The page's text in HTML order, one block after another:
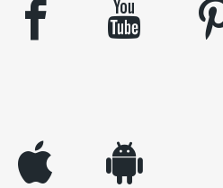
facebook youtube
appleinc android